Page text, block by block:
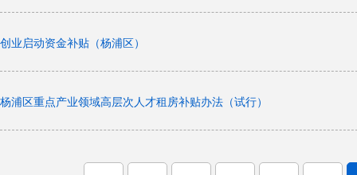
创业启动资金补贴（杨浦区）
杨浦区重点产业领域高层次人才租房补贴办法（试行）